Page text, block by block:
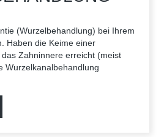
(Wurzelbehandlung) bei Ihrem
Haben die Keime einer
Zahninnere erreicht (meist
Wurzelkanalbehandlung